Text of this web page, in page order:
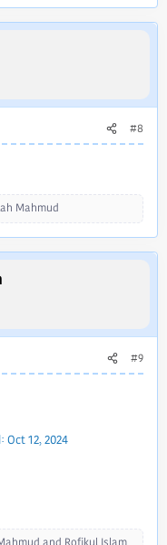
#8
Mahmud
#9
Oct 12, 2024